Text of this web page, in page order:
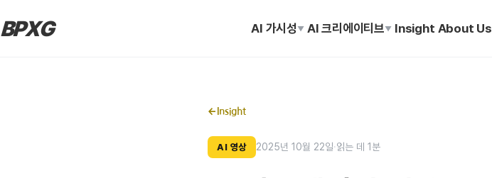
BPXG AI 가시성 ▼ AI 크리에이티브▼ Insight About Us
← Insight
AI 영상 2025년 10월 22일·읽는 데 1분